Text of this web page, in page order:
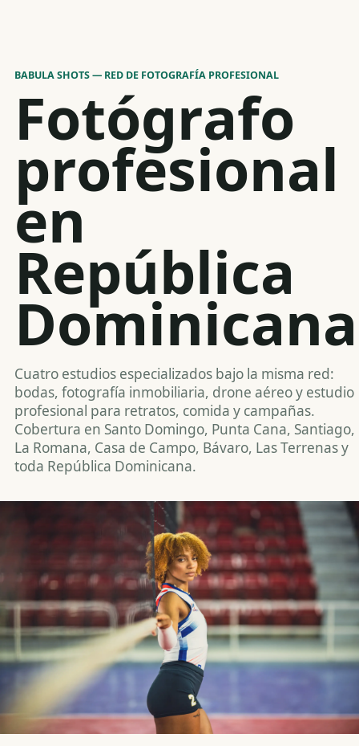
BABULA SHOTS — RED DE FOTOGRAFÍA PROFESIONAL
Fotógrafo
profesional
en
República
Dominicana
Cuatro estudios especializados bajo la misma red:
bodas, fotografía inmobiliaria, drone aéreo y estudio
profesional para retratos, comida y campañas.
Cobertura en Santo Domingo, Punta Cana, Santiago,
La Romana, Casa de Campo, Bávaro, Las Terrenas y
toda República Dominicana.